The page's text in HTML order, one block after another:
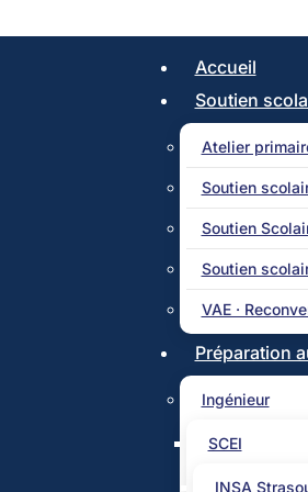
Accueil
Soutien
Atelier
Soutien
Soutien
Soutien
VAE ·
Préparation
Ingénieur
SCEI
INSA